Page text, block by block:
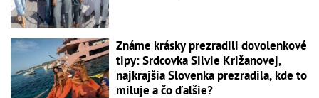
Známe krásky prezradili dovolenkové
tipy: Srdcovka Silvie Križanovej,
najkrajšia Slovenka prezradila, kde to
miluje a čo ďalšie?